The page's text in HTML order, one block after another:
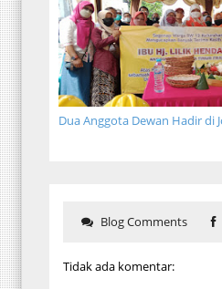
Dua Anggota Dewan Hadir di
Blog Comments
Tidak ada komentar: